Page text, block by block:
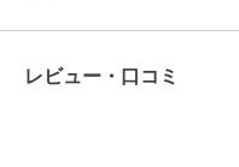
ブランド コトノ
ショップ
レビュー・口コミ